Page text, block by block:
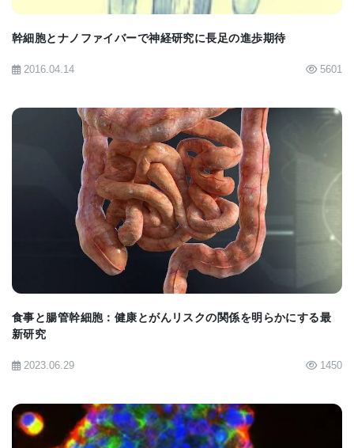
損傷後の数日間で未成熟ニューロンがはるかに少な
いことを確認し、NG2グリアがこれらの細胞を作る
のを助けるのにSOX2が重要な役割を果たしているこ
のレベルが正常であっても、これらの未成熟ニュー
ロンは、損傷の影響を受けたニューロンの代わりに
成熟することはなかった。
反対の策を講じて、Zhang博士と彼の同僚は、NG2
グリアにSOX2を過剰生産させるために異なる遺伝子
操作技術を使用した。 驚くことに、脊髄損傷後の数
熟ニューロンを生成した。 さらなる調査により、こ
との新しい接続が確立されたことが示された。
さらに有望なのは、この遺伝子工学が脊髄損傷後の
幹細胞とナノファイバーで神経研究に長足の進歩期待
2016.04.14 5601
BIOMARKET JP
食事と腸管幹細胞：健康とがんリスクの関係を明らかにする最
新研究
2023.06.29 1450